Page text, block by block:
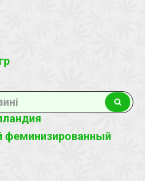
феминизированный